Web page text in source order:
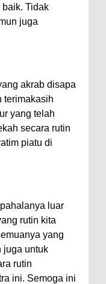
Tidak
juga
akrab disapa
terimakasih
yang telah
secara rutin
piatu di
luar
rutin kita
yang
juga untuk
rutin
ini. Semoga ini